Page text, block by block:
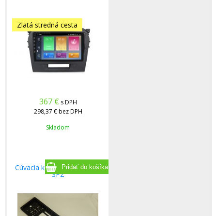
Zlatá stredná cesta
367 € s DPH
298,37 € bez DPH
Skladom
Cúvacia kamera v podložke
ŠPZ